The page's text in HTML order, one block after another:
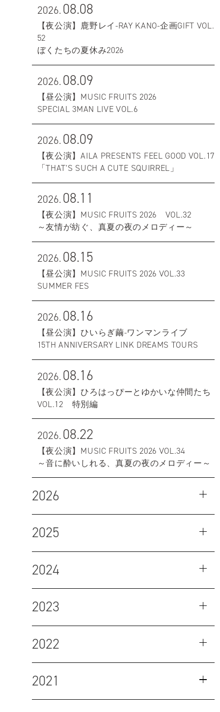
2026.08.08
【夜公演】鹿野レイ-RAY KANO-企画GIFT VOL.
52
ぼくたちの夏休み2026
2026.08.09
【昼公演】MUSIC FRUITS 2026
SPECIAL 3MAN LIVE VOL.6
2026.08.09
【夜公演】AILA PRESENTS FEEL GOOD VOL.17
「THAT'S SUCH A CUTE SQUIRREL」
2026.08.11
【夜公演】MUSIC FRUITS 2026 VOL.32
～友情が紡ぐ、真夏の夜のメロディー～
2026.08.15
【昼公演】MUSIC FRUITS 2026 VOL.33
SUMMER FES
2026.08.16
【昼公演】ひいらぎ繭-ワンマンライブ
15TH ANNIVERSARY LINK DREAMS TOURS
2026.08.16
【夜公演】ひろはっぴーとゆかいな仲間たち
VOL.12 特別編
2026.08.22
【夜公演】MUSIC FRUITS 2026 VOL.34
～音に酔いしれる、真夏の夜のメロディー～
2026
2025
2024
2023
2022
2021